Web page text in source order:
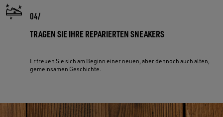
TRAGEN SIE IHRE REPARIERTEN SNEAKERS
Erfreuen Sie sich am Beginn einer neuen, aber dennoch auch alten,
gemeinsamen Geschichte.